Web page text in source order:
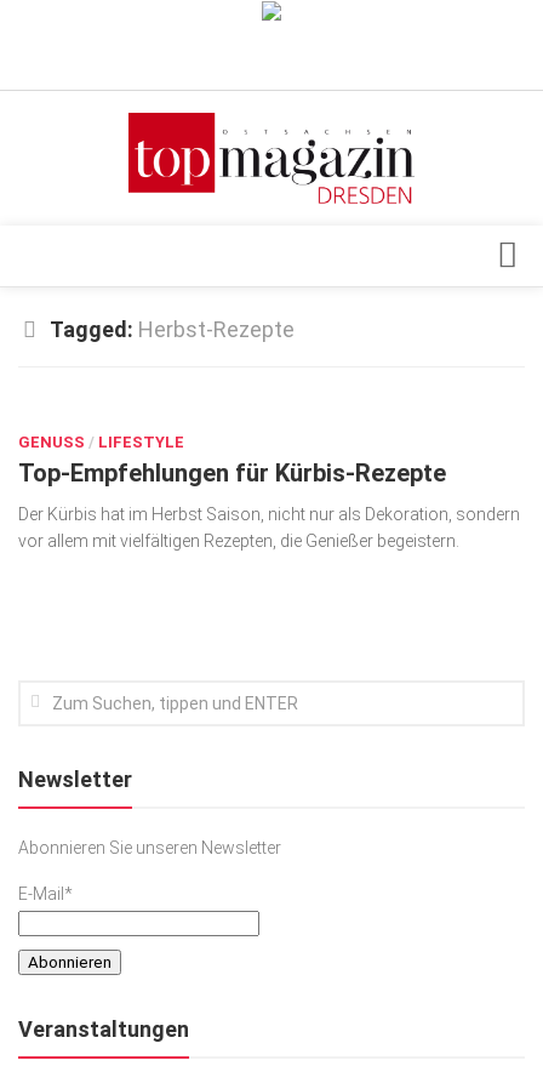
Verkaufsstellen
Top Gesundheitsforum Dresden / Ostsachsen
Geschäft
gesund & schön
Gesellschaft
Podcast
SACHSEN IN PARIS
Tagged: Herbst-Rezepte
GENUSS / LIFESTYLE
Top-Empfehlungen für Kürbis-Rezepte
Der Kürbis hat im Herbst Saison, nicht nur als Dekoration, sondern
vor allem mit vielfältigen Rezepten, die Genießer begeistern.
Newsletter
Abonnieren Sie unseren Newsletter
E-Mail*
Veranstaltungen